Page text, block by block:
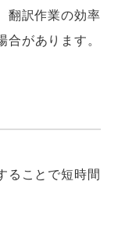
翻訳作業の効率
があります。
ることで短時間